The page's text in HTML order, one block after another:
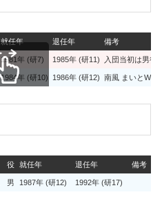
就任年 退任年 備考
1981年 (研7) 1985年 (研11) 入団当初は男役
1984年 (研10) 1986年 (研12) 南風 まいとW体
役 就任年 退任年 備考
男 1987年 (研12) 1992年 (研17)